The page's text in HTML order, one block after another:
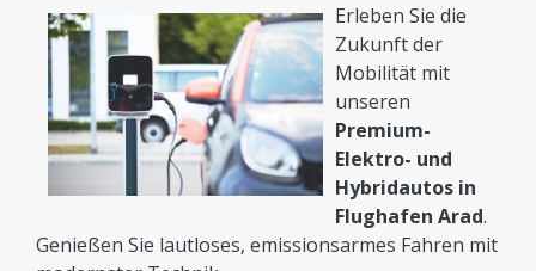
Erleben Sie die
Zukunft der
Mobilität mit
unseren
Premium-
Elektro- und
Hybridautos in
Flughafen Arad.
Genießen Sie lautloses, emissionsarmes Fahren mit